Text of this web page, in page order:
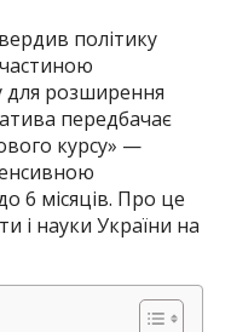
політику
для розширення
передбачає
курсу» —
6 місяців. Про це
і науки України на